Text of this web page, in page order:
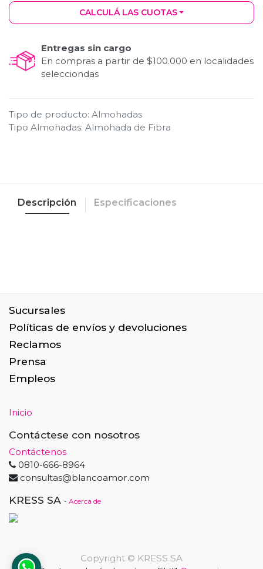
CALCULÁ LAS CUOTAS
Entregas sin cargo
En compras a partir de $100.000 en localidades
selecciondas
Tipo de producto: Almohadas
Tipo Almohadas: Almohada de Fibra
Descripción Especificaciones
Sucursales
Políticas de envíos y devoluciones
Reclamos
Prensa
Empleos
Inicio
Contáctese con nosotros
Contáctenos
0810-666-8964
consultas@blancoamor.com
KRESS SA - Acerca de
Copyright © KRESS SA